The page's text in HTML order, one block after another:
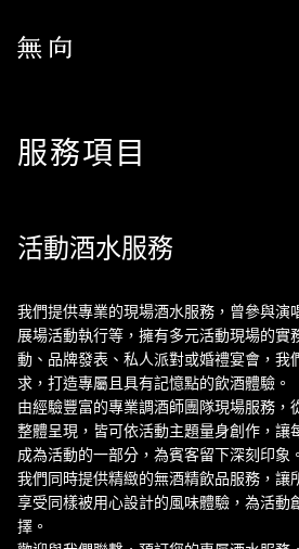
服務項目
活動酒水服務
我們提供專業的現場酒水服務，曾參與演
展場活動執行等，擁有多元活動現場的實
動、品牌發表、私人派對或婚禮宴會，我
求，打造專屬且具有記憶點的飲酒體驗。
由經驗豐富的專業調酒師團隊現場服務，
整體呈現，皆可依活動主題量身創作，讓
成為活動的一部分，為賓客留下深刻印象。
我們同時提供精緻的無酒精飲品服務，讓
享受同樣被用心設計的風味體驗，為活動
擇。